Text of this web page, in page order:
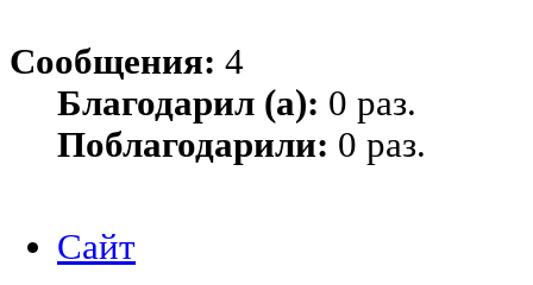
Сообщения: 4
Благодарил (а): 0 раз.
Поблагодарили: 0 раз.
Сайт